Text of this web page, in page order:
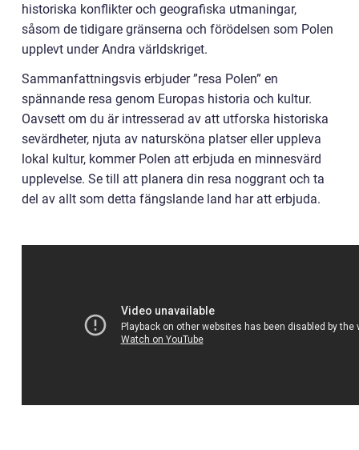
historiska konflikter och geografiska utmaningar,
såsom de tidigare gränserna och förödelsen som Polen
upplevt under Andra världskriget.
Sammanfattningsvis erbjuder ”resa Polen” en
spännande resa genom Europas historia och kultur.
Oavsett om du är intresserad av att utforska historiska
sevärdheter, njuta av natursköna platser eller uppleva
lokal kultur, kommer Polen att erbjuda en minnesvärd
upplevelse. Se till att planera din resa noggrant och ta
del av allt som detta fängslande land har att erbjuda.